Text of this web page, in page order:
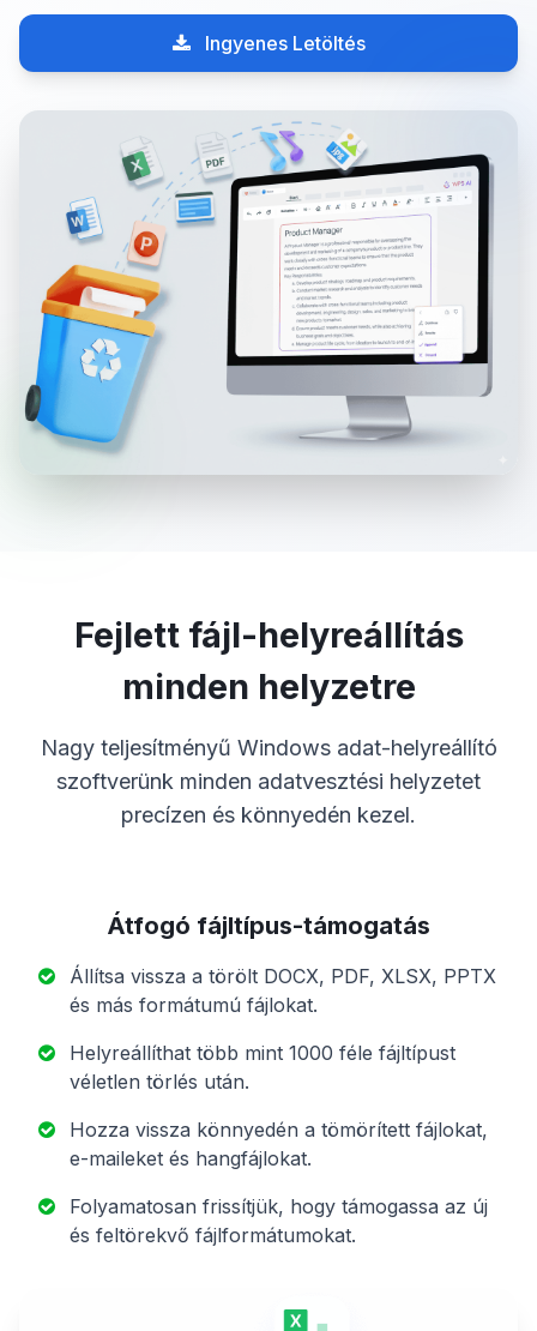
Ingyenes Letöltés
Fejlett fájl-helyreállítás
minden helyzetre
Nagy teljesítményű Windows adat-helyreállító
szoftverünk minden adatvesztési helyzetet
precízen és könnyedén kezel.
Átfogó fájltípus-támogatás
Állítsa vissza a törölt DOCX, PDF, XLSX, PPTX
és más formátumú fájlokat.
Helyreállíthat több mint 1000 féle fájltípust
véletlen törlés után.
Hozza vissza könnyedén a tömörített fájlokat,
e-maileket és hangfájlokat.
Folyamatosan frissítjük, hogy támogassa az új
és feltörekvő fájlformátumokat.